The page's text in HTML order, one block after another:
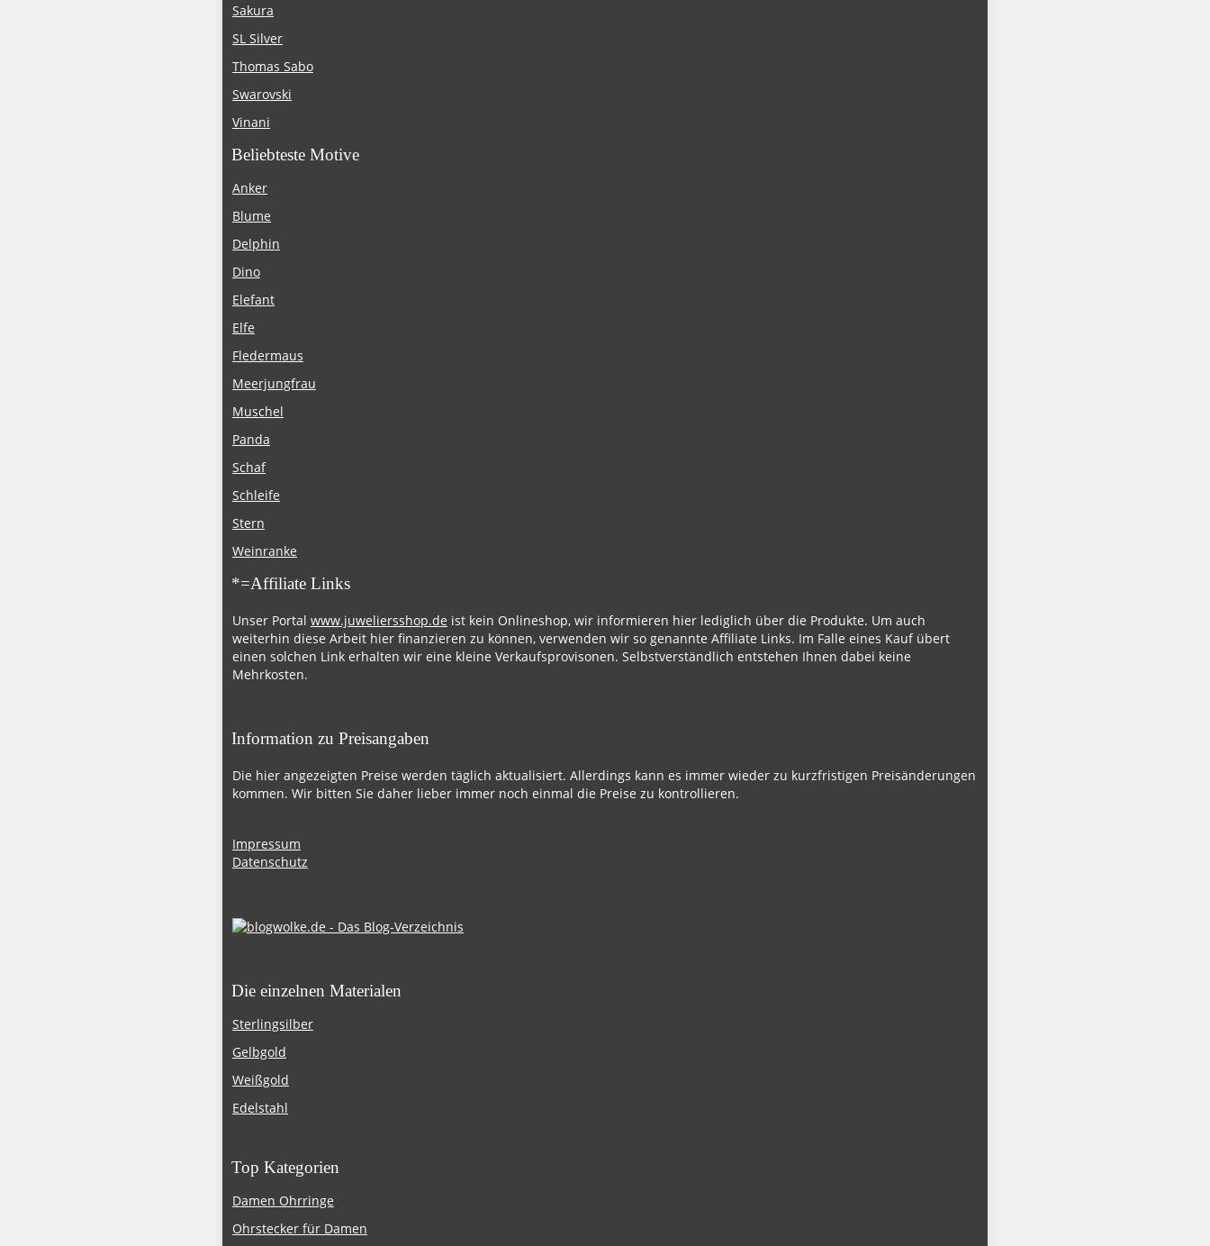
Sakura
SL Silver
Thomas Sabo
Swarovski
Vinani
Beliebteste Motive
Anker
Blume
Delphin
Dino
Elefant
Elfe
Fledermaus
Meerjungfrau
Muschel
Panda
Schaf
Schleife
Stern
Weinranke
*=Affiliate Links
Unser Portal www.juweliersshop.de ist kein Onlineshop, wir informieren hier lediglich über die Produkte. Um auch
weiterhin diese Arbeit hier finanzieren zu können, verwenden wir so genannte Affiliate Links. Im Falle eines Kauf übert
einen solchen Link erhalten wir eine kleine Verkaufsprovisonen. Selbstverständlich entstehen Ihnen dabei keine
Mehrkosten.
Information zu Preisangaben
Die hier angezeigten Preise werden täglich aktualisiert. Allerdings kann es immer wieder zu kurzfristigen Preisänderungen
kommen. Wir bitten Sie daher lieber immer noch einmal die Preise zu kontrollieren.
Impressum
Datenschutz
Die einzelnen Materialen
Sterlingsilber
Gelbgold
Weißgold
Edelstahl
Top Kategorien
Damen Ohrringe
Ohrstecker für Damen